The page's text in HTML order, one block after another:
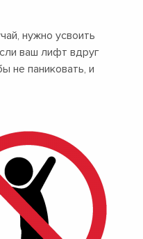
нужно усвоить
ваш лифт вдруг
не паниковать, и